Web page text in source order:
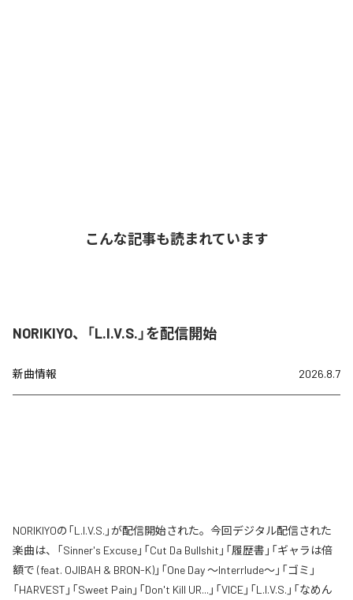
こんな記事も読まれています
NORIKIYO、「L.I.V.S.」を配信開始
新曲情報 2026.8.7
NORIKIYOの「L.I.V.S.」が配信開始された。今回デジタル配信された
楽曲は、「Sinner's Excuse」「Cut Da Bullshit」「履歴書」「ギャラは倍
額で (feat. OJIBAH & BRON-K)」「One Day ～Interrlude～」「ゴミ」
「HARVEST」「Sweet Pain」「Don't Kill UR...」「VICE」「L.I.V.S.」「なめん